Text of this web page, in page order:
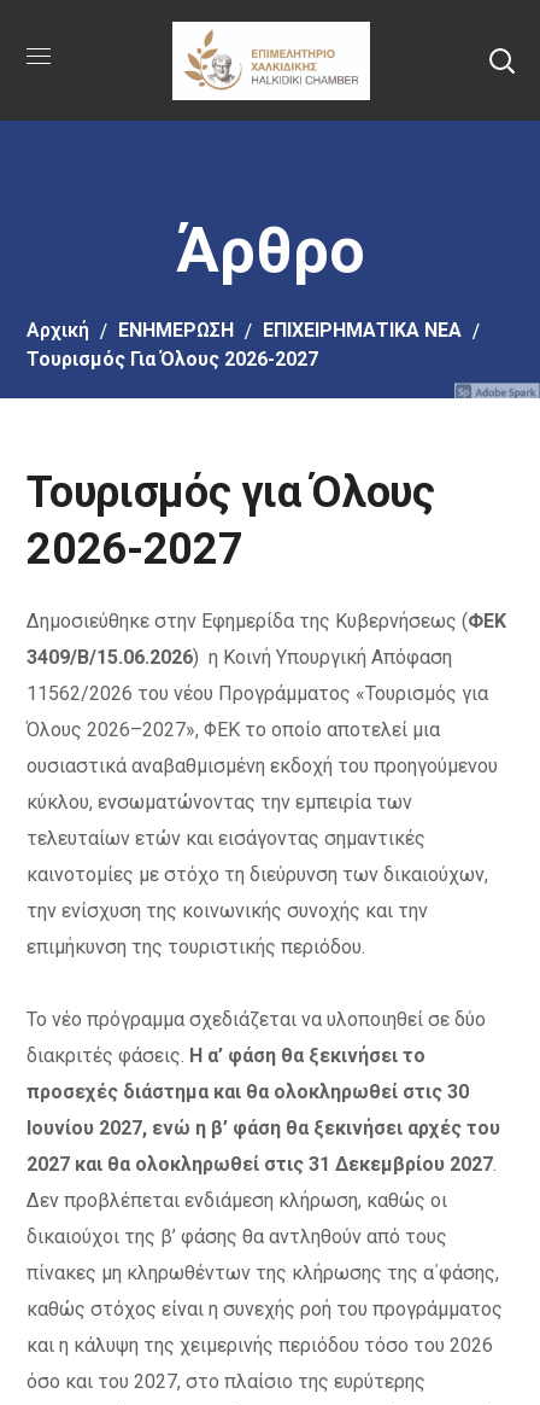
στο
περιεχόμενο
Άρθρο
Αρχική EΝΗΜΕΡΩΣΗ
ΕΠΙΧΕΙΡΗΜΑΤΙΚΑ ΝΕΑ
Τουρισμός Για Όλους 2026-2027
Τουρισμός για Όλους
2026-2027
Δημοσιεύθηκε στην Εφημερίδα της Κυβερνήσεως (ΦΕΚ
3409/Β/15.06.2026) η Κοινή Υπουργική Απόφαση
11562/2026 του νέου Προγράμματος «Τουρισμός για
Όλους 2026–2027», ΦΕΚ το οποίο αποτελεί μια
ουσιαστικά αναβαθμισμένη εκδοχή του προηγούμενου
κύκλου, ενσωματώνοντας την εμπειρία των
τελευταίων ετών και εισάγοντας σημαντικές
καινοτομίες με στόχο τη διεύρυνση των δικαιούχων,
την ενίσχυση της κοινωνικής συνοχής και την
επιμήκυνση της τουριστικής περιόδου.
Το νέο πρόγραμμα σχεδιάζεται να υλοποιηθεί σε δύο
διακριτές φάσεις. Η α’ φάση θα ξεκινήσει το
προσεχές διάστημα και θα ολοκληρωθεί στις 30
Ιουνίου 2027, ενώ η β’ φάση θα ξεκινήσει αρχές του
2027 και θα ολοκληρωθεί στις 31 Δεκεμβρίου 2027.
Δεν προβλέπεται ενδιάμεση κλήρωση, καθώς οι
δικαιούχοι της β’ φάσης θα αντληθούν από τους
πίνακες μη κληρωθέντων της κλήρωσης της α΄φάσης,
καθώς στόχος είναι η συνεχής ροή του προγράμματος
και η κάλυψη της χειμερινής περιόδου τόσο του 2026
όσο και του 2027, στο πλαίσιο της ευρύτερης